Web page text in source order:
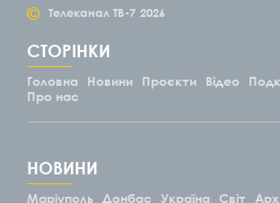
© Телеканал ТВ-7 2026
СТОРІНКИ
Головна Новини Проєкти Відео
Про нас
НОВИНИ
Маріуполь Донбас Україна Світ